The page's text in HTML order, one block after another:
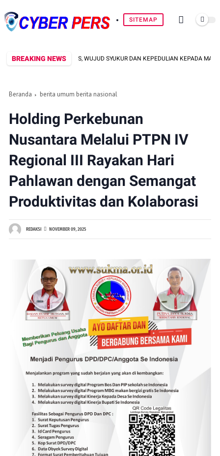
SITEMAP
BREAKING NEWS
GRATIS, WUJUD SYUKUR DAN KEPEDULIAN KEPADA MASYARAKAT
Beranda berita umum berita nasional
Holding Perkebunan
Nusantara Melalui PTPN IV
Regional III Rayakan Hari
Pahlawan dengan Semangat
Produktivitas dan Kolaborasi
REDAKSI NOVEMBER 09, 2025